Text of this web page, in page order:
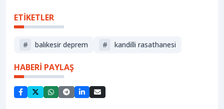
ETİKETLER
# balıkesir deprem # kandilli rasathanesi
HABERİ PAYLAŞ